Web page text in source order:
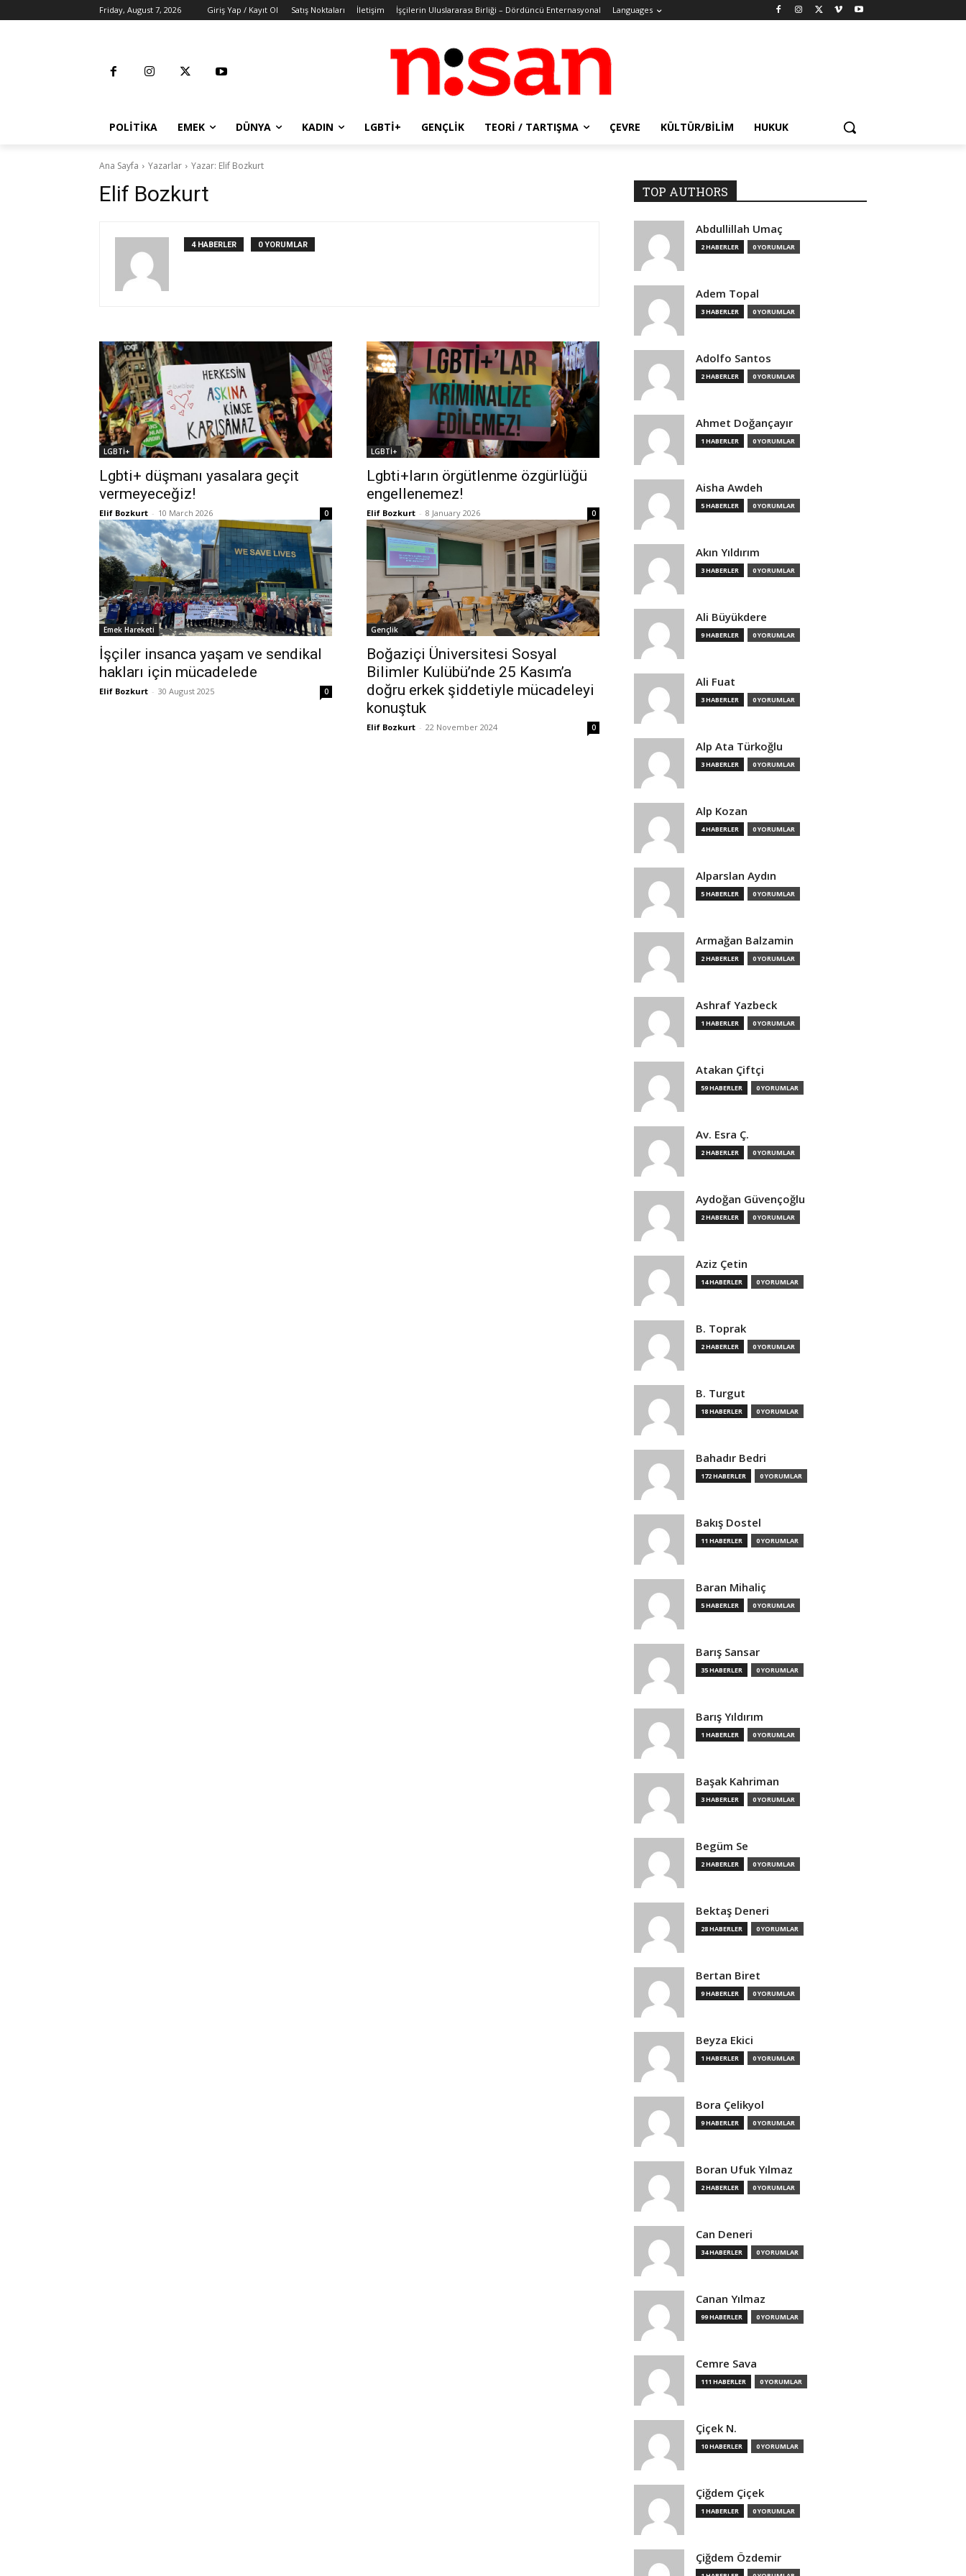
Friday, August 7, 2026 Giriş Yap / Kayıt Ol Satış Noktaları İletişim İşçilerin Uluslararası Birliği – Dördüncü Enternasyonal Languages
POLITIKA EMEK DÜNYA KADIN LGBTİ+ GENÇLIK TEORI / TARTIŞMA ÇEVRE KÜLTÜR/BILIM HUKUK
Ana Sayfa Yazarlar Yazar: Elif Bozkurt
Elif Bozkurt
4 HABERLER 0 YORUMLAR
LGBTİ+
Lgbti+ düşmanı yasalara geçit
vermeyeceğiz!
Elif Bozkurt - 10 March 2026 0
LGBTİ+
Lgbti+ların örgütlenme özgürlüğü
engellenemez!
Elif Bozkurt - 8 January 2026 0
Emek Hareketi
İşçiler insanca yaşam ve sendikal
hakları için mücadelede
Elif Bozkurt - 30 August 2025 0
Gençlik
Boğaziçi Üniversitesi Sosyal
Bilimler Kulübü’nde 25 Kasım’a
doğru erkek şiddetiyle mücadeleyi
konuştuk
Elif Bozkurt - 22 November 2024 0
TOP AUTHORS
Abdullillah Umaç
2 HABERLER 0 YORUMLAR
Adem Topal
3 HABERLER 0 YORUMLAR
Adolfo Santos
2 HABERLER 0 YORUMLAR
Ahmet Doğançayır
1 HABERLER 0 YORUMLAR
Aisha Awdeh
5 HABERLER 0 YORUMLAR
Akın Yıldırım
3 HABERLER 0 YORUMLAR
Ali Büyükdere
9 HABERLER 0 YORUMLAR
Ali Fuat
3 HABERLER 0 YORUMLAR
Alp Ata Türkoğlu
3 HABERLER 0 YORUMLAR
Alp Kozan
4 HABERLER 0 YORUMLAR
Alparslan Aydın
5 HABERLER 0 YORUMLAR
Armağan Balzamin
2 HABERLER 0 YORUMLAR
Ashraf Yazbeck
1 HABERLER 0 YORUMLAR
Atakan Çiftçi
59 HABERLER 0 YORUMLAR
Av. Esra Ç.
2 HABERLER 0 YORUMLAR
Aydoğan Güvençoğlu
2 HABERLER 0 YORUMLAR
Aziz Çetin
14 HABERLER 0 YORUMLAR
B. Toprak
2 HABERLER 0 YORUMLAR
B. Turgut
18 HABERLER 0 YORUMLAR
Bahadır Bedri
172 HABERLER 0 YORUMLAR
Bakış Dostel
11 HABERLER 0 YORUMLAR
Baran Mihaliç
5 HABERLER 0 YORUMLAR
Barış Sansar
35 HABERLER 0 YORUMLAR
Barış Yıldırım
1 HABERLER 0 YORUMLAR
Başak Kahriman
3 HABERLER 0 YORUMLAR
Begüm Se
2 HABERLER 0 YORUMLAR
Bektaş Deneri
28 HABERLER 0 YORUMLAR
Bertan Biret
9 HABERLER 0 YORUMLAR
Beyza Ekici
1 HABERLER 0 YORUMLAR
Bora Çelikyol
9 HABERLER 0 YORUMLAR
Boran Ufuk Yılmaz
2 HABERLER 0 YORUMLAR
Can Deneri
34 HABERLER 0 YORUMLAR
Canan Yılmaz
99 HABERLER 0 YORUMLAR
Cemre Sava
111 HABERLER 0 YORUMLAR
Çiçek N.
10 HABERLER 0 YORUMLAR
Çiğdem Çiçek
1 HABERLER 0 YORUMLAR
Çiğdem Özdemir